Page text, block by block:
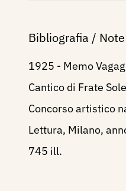
Bibliografia / Note
1925 - Memo
Cantico di Frate
Concorso artistico
Lettura, Milano,
745 ill.